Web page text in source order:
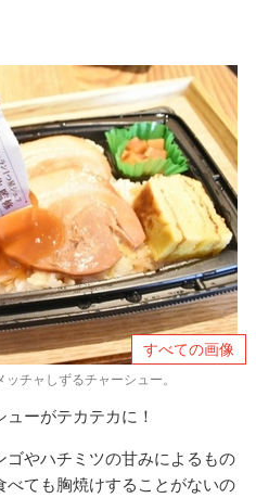
すべての画像
チャしずるチャーシュー。
ーがテカテカに！
やハチミツの甘みによるもの
ても胸焼けすることがないの